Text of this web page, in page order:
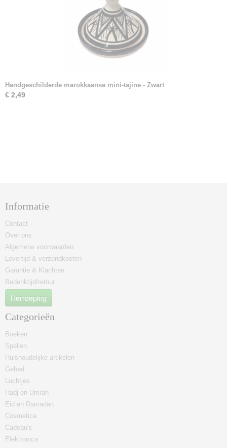
Handgeschilderde marokkaanse mini-tajine - Zwart
€ 2,49
Informatie
Contact
Over ons
Algemene voorwaarden
Levertijd & verzendkosten
Garantie & Klachten
Bedenktijd/retour
Herroeping
Categorieën
Boeken
Spellen
Huishoudelijke artikelen
Gebed
Luchtjes
Hadj en Umrah
Eid en Ramadan
Cosmetica
Cadeau's
Elektronica